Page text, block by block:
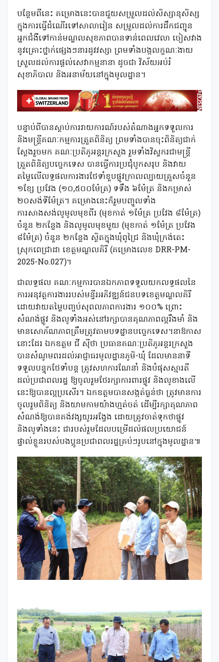
បន្ថែមពីនេះ គម្រោងនេះបានជួយសម្រួលដល់សិស្សានុសិស្ស
ក្នុងការធ្វើដំណើរទៅសាលារៀន សម្រួលដល់ការដឹកជញ្ជូន
អ្នកជំងឺទៅកាន់មណ្ឌលសុខភាពបានទាន់ពេលវេលា ចៀសវាង
នូវគ្រោះថ្នាក់ផ្សេងៗនារដូវវស្សា ព្រមទាំងបង្កលក្ខណៈងាយ
ស្រួលដល់ការផ្តល់សេវាកម្មនានា ដូចជា វិស័យអប់រំ
សុខាភិបាល និងអនាម័យនៅក្នុងមូលដ្ឋាន។
បន្ទាប់ពីបានស្តាប់ការរាយការណ៍របស់តំណាងអ្នកទទួលការ
និងមន្ត្រីគណៈកម្មការត្រួតពិនិត្យ ព្រមទាំងបានចុះពិនិត្យជាក់
ស្តែងរួចមក គណៈប្រតិភូអន្តរក្រសួង រួមទាំងវិស្វករជាមន្ត្រី
ត្រួតពិនិត្យបច្ចេកទេស បានធ្វើការប្រជុំបូកសរុប និងវាយ
តម្លៃលើលទ្ធផលការងារថែទាំខួបផ្លូវក្រាលល្បាយគ្រួសចំនួន
១ខ្សែ ប្រវែង (១០,៥០០ម៉ែត្រ) ទទឹង ៦ម៉ែត្រ និងកម្រាស់
២០សង់ទីម៉ែត្រ។ គម្រោងនេះក៏រួមបញ្ចូលទាំង
ការសាងសង់លូមូលមុខពីរ (មុខកាត់ ១ម៉ែត្រ ប្រវែង ៨ម៉ែត្រ)
ចំនួន ២កន្លែង និងលូមូលមុខមួយ (មុខកាត់ ១ម៉ែត្រ ប្រវែង
៨ម៉ែត្រ) ចំនួន ២កន្លែង ស្ថិតក្នុងឃុំពូជ្រៃ និងឃុំក្រង់តេះ
ស្រុកពេជ្រាដា ខេត្តមណ្ឌលគិរី (គម្រោងលេខ DRR-PM-
2025-No.027)។
ជាលទ្ធផល គណៈកម្មការបានឯកភាពទទួលយកលទ្ធផលនៃ
ការអនុវត្តការងាររបស់មន្ទីរអភិវឌ្ឍន៍ជនបទខេត្តមណ្ឌលគិរី
ដោយវាយតម្លៃបញ្ចប់សុពលភាពការងារ ១០០% ព្រោះ
សំណង់ផ្លូវ និងលូទាំងអស់នៅរក្សាបានគុណភាពល្អរឹងមាំ និង
មានសោភ័ណភាពត្រឹមត្រូវតាមបទដ្ឋានបច្ចេកទេស។នាឱកាស
នោះដែរ ឯកឧត្តម ជី ស៊ីថា ប្រធានគណៈប្រតិភូអន្តរក្រសួង
បានសំណូមពរដល់អាជ្ញាធរមូលដ្ឋានភូមិ-ឃុំ ដែលមាននាទី
ទទួលបន្ទុកថែទាំបន្ត ត្រូវសហការណែនាំ និងបំផុសស្មារតី
ដល់ប្រជាពលរដ្ឋ ឱ្យចូលរួមថែរក្សាការពារផ្លូវ និងលូខាងលើ
នេះឱ្យបានល្អប្រសើរ។ ឯកឧត្តមបានសង្កត់ធ្ងន់ថា ត្រូវមានការ
ចូលរួមពិនិត្យ និងយាមកាមយ៉ាងហ្មត់ចត់ ដើម្បីរក្សាគុណភាព
សំណង់ឱ្យបានគង់វង្សយូរអង្វែង ដោយត្រូវចាត់ទុកថាផ្លូវ
និងលូទាំងនេះ ជារបស់រួមដែលបម្រើដល់ផលប្រយោជន៍
ផ្ទាល់ខ្លួនរបស់បងប្អូនប្រជាពលរដ្ឋគ្រប់ៗរូបនៅក្នុងមូលដ្ឋាន៕